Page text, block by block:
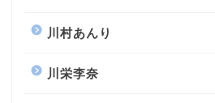
川村あんり
川栄李奈